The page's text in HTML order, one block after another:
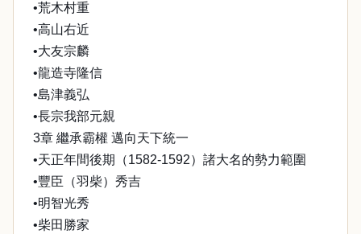
•荒木村重
•高山右近
•大友宗麟
•龍造寺隆信
•島津義弘
•長宗我部元親
3章 繼承霸權 邁向天下統一
•天正年間後期（1582-1592）諸大名的勢力範圍
•豐臣（羽柴）秀吉
•明智光秀
•柴田勝家